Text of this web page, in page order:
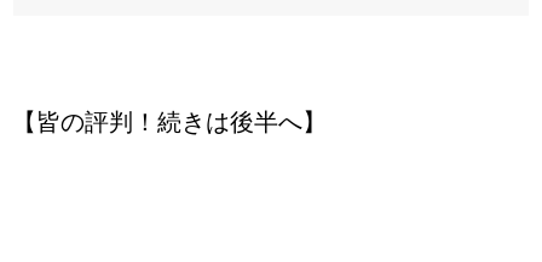
【皆の評判！続きは後半へ】